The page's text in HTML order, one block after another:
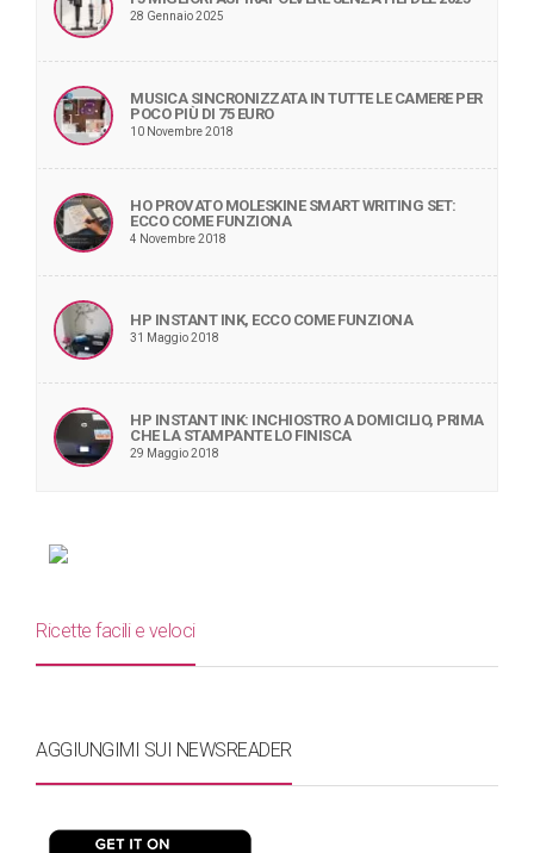
28 Gennaio 2025
MUSICA SINCRONIZZATA IN TUTTE LE CAMERE PER
POCO PIÙ DI 75 EURO
10 Novembre 2018
HO PROVATO MOLESKINE SMART WRITING SET:
ECCO COME FUNZIONA
4 Novembre 2018
HP INSTANT INK, ECCO COME FUNZIONA
31 Maggio 2018
HP INSTANT INK: INCHIOSTRO A DOMICILIO, PRIMA
CHE LA STAMPANTE LO FINISCA
29 Maggio 2018
Ricette facili e veloci
AGGIUNGIMI SUI NEWSREADER